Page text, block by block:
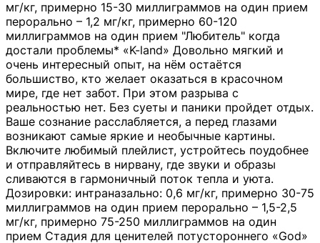
мг/кг, примерно 15-30 миллиграммов на один прием
перорально – 1,2 мг/кг, примерно 60-120
миллиграммов на один прием "Любитель" когда
достали проблемы* «K-land» Довольно мягкий и
очень интересный опыт, на нём остаётся
большиство, кто желает оказаться в красочном
мире, где нет забот. При этом разрыва с
реальностью нет. Без суеты и паники пройдет отдых.
Ваше сознание расслабляется, а перед глазами
возникают самые яркие и необычные картины.
Включите любимый плейлист, устройтесь поудобнее
и отправляйтесь в нирвану, где звуки и образы
сливаются в гармоничный поток тепла и уюта.
Дозировки: интраназально: 0,6 мг/кг, примерно 30-75
миллиграммов на один прием перорально – 1,5-2,5
мг/кг, примерно 75-250 миллиграммов на один
прием Стадия для ценителей потустороннего «God»